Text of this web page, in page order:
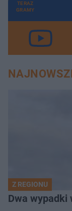
TERAZ
GRAMY
Z REGIONU
Dwa wypadki